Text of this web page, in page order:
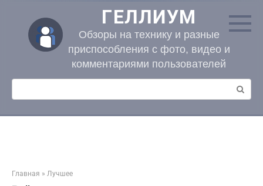
контенту
ГЕЛЛИУМ
Обзоры на технику и разные
приспособления с фото, видео и
комментариями пользователей
Поиск:
Главная » Лучшее